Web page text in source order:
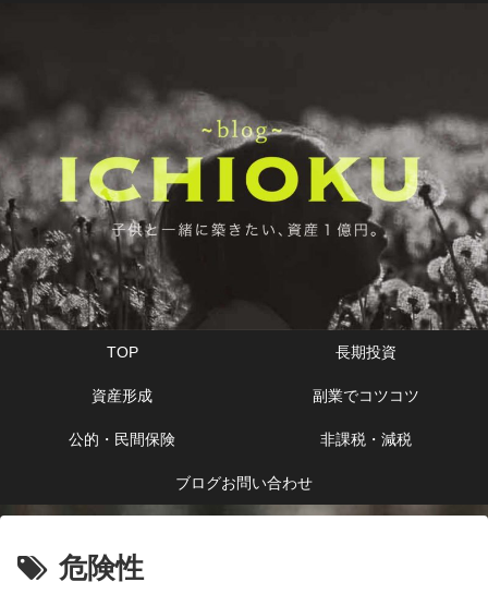
TOP 長期投資
資産形成 副業でコツコツ
公的・民間保険 非課税・減税
ブログお問い合わせ
危険性